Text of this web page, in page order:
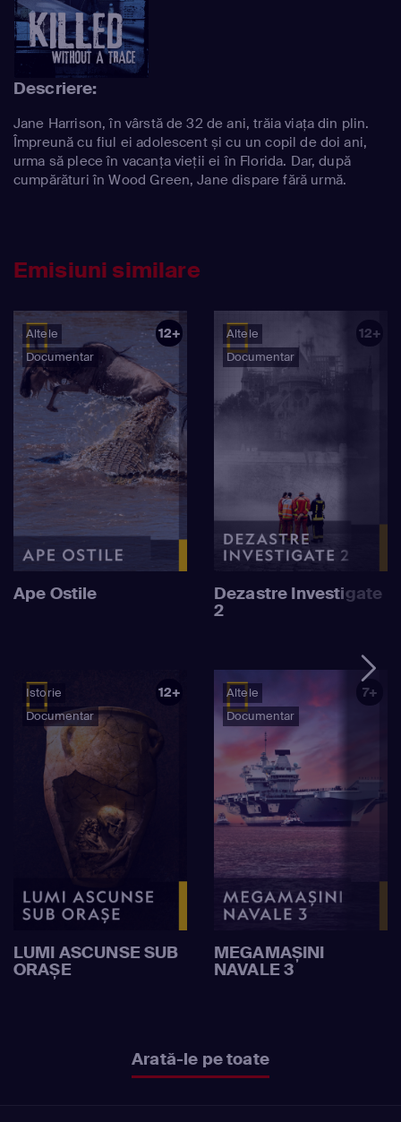
Descriere:
Jane Harrison, în vârstă de 32 de ani, trăia viața din plin.
Împreună cu fiul ei adolescent și cu un copil de doi ani,
urma să plece în vacanța vieții ei în Florida. Dar, după
cumpărături în Wood Green, Jane dispare fără urmă.
Emisiuni similare
Altele
Documentar
12+
Ape Ostile
Altele
Documentar
12+
Dezastre Investigate
2
Istorie
Documentar
12+
LUMI ASCUNSE SUB
ORAȘE
Altele
Documentar
7+
MEGAMAȘINI
NAVALE 3
Arată-le pe toate